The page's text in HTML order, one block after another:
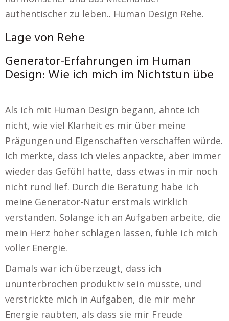
authentischer zu leben.. Human Design Rehe.
Lage von Rehe
Generator-Erfahrungen im Human
Design: Wie ich mich im Nichtstun übe
Als ich mit Human Design begann, ahnte ich
nicht, wie viel Klarheit es mir über meine
Prägungen und Eigenschaften verschaffen würde.
Ich merkte, dass ich vieles anpackte, aber immer
wieder das Gefühl hatte, dass etwas in mir noch
nicht rund lief. Durch die Beratung habe ich
meine Generator-Natur erstmals wirklich
verstanden. Solange ich an Aufgaben arbeite, die
mein Herz höher schlagen lassen, fühle ich mich
voller Energie.
Damals war ich überzeugt, dass ich
ununterbrochen produktiv sein müsste, und
verstrickte mich in Aufgaben, die mir mehr
Energie raubten, als dass sie mir Freude